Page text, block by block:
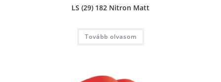
LS (29) 182 Nitron Matt
Tovább olvasom